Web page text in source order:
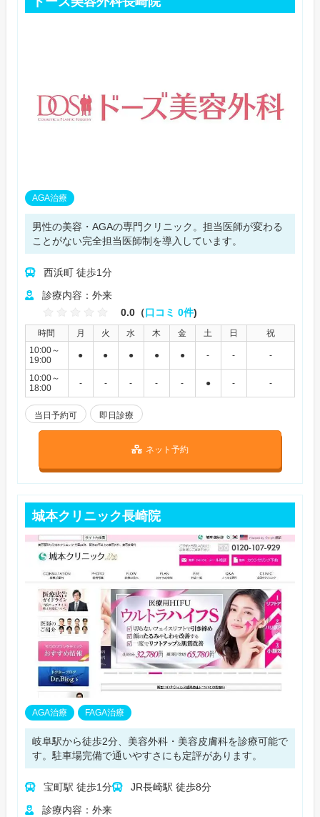
AGA治療
男性の美容・AGAの専門クリニック。担当医師が変わる
ことがない完全担当医師制を導入しています。
西浜町 徒歩1分
診療内容：外来
0.0（口コミ 0件)
時間 月 火 水 木 金 土 日
祝
10:00～
19:00
● ● ● ● ● - - -
10:00～
18:00
- - - - - ● - -
当日予約可 即日診療
ネット予約
城本クリニック長崎院
AGA治療 FAGA治療
岐阜駅から徒歩2分、美容外科・美容皮膚科を診療可能で
す。駐車場完備で通いやすさにも定評があります。
宝町駅 徒歩1分
JR長崎駅 徒歩8分
診療内容：外来